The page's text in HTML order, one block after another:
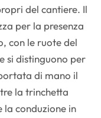
del cantiere. Il
per la presenza
con le ruote del
si distinguono per
di mano il
la trinchetta
conduzione in